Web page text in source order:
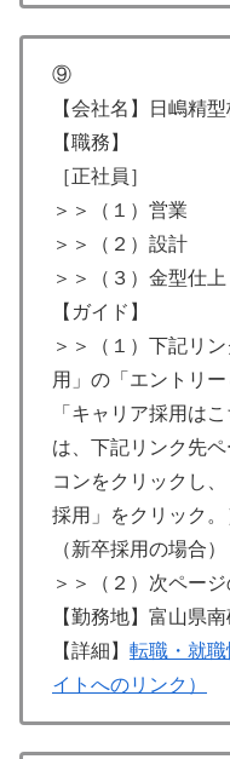
⑨
【会社名】日嶋精
【職務】
［正社員］
＞＞（１）営業
＞＞（２）設計
＞＞（３）金型仕上
【ガイド】
＞＞（１）下記リ
用」の「エントリ
「キャリア採用は
は、下記リンク先
コンをクリックし
採用」をクリック。
（新卒採用の場合）
＞＞（２）次ペー
【勤務地】富山県
【詳細】 転職・就
イトへのリンク）